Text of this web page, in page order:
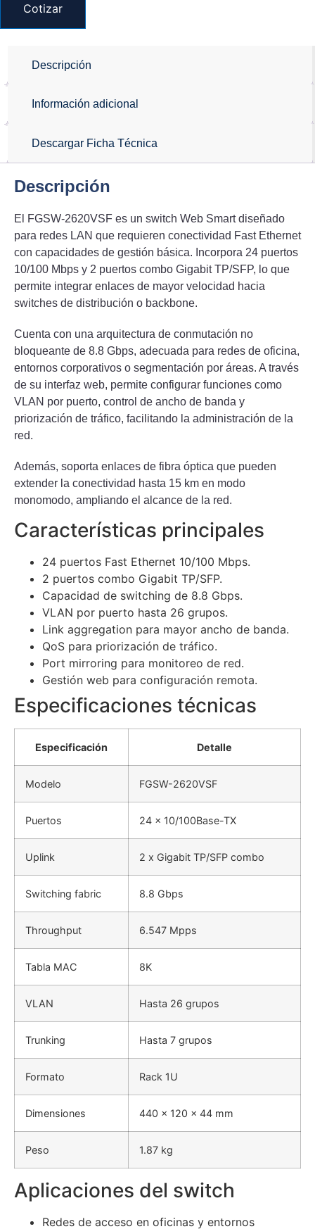
Cotizar
Descripción
Información adicional
Descargar Ficha Técnica
Descripción
El FGSW-2620VSF es un switch Web Smart diseñado
para redes LAN que requieren conectividad Fast Ethernet
con capacidades de gestión básica. Incorpora 24 puertos
10/100 Mbps y 2 puertos combo Gigabit TP/SFP, lo que
permite integrar enlaces de mayor velocidad hacia
switches de distribución o backbone.
Cuenta con una arquitectura de conmutación no
bloqueante de 8.8 Gbps, adecuada para redes de oficina,
entornos corporativos o segmentación por áreas. A través
de su interfaz web, permite configurar funciones como
VLAN por puerto, control de ancho de banda y
priorización de tráfico, facilitando la administración de la
red.
Además, soporta enlaces de fibra óptica que pueden
extender la conectividad hasta 15 km en modo
monomodo, ampliando el alcance de la red.
Características principales
24 puertos Fast Ethernet 10/100 Mbps.
2 puertos combo Gigabit TP/SFP.
Capacidad de switching de 8.8 Gbps.
VLAN por puerto hasta 26 grupos.
Link aggregation para mayor ancho de banda.
QoS para priorización de tráfico.
Port mirroring para monitoreo de red.
Gestión web para configuración remota.
Especificaciones técnicas
Especificación Detalle
Modelo FGSW-2620VSF
Puertos 24 x 10/100Base-TX
Uplink 2 x Gigabit TP/SFP combo
Switching fabric 8.8 Gbps
Throughput 6.547 Mpps
Tabla MAC 8K
VLAN Hasta 26 grupos
Trunking Hasta 7 grupos
Formato Rack 1U
Dimensiones 440 x 120 x 44 mm
Peso 1.87 kg
Aplicaciones del switch
Redes de acceso en oficinas y entornos